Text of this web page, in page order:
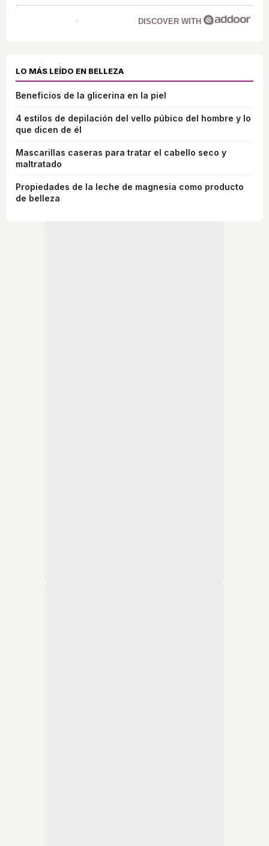
DISCOVER WITH
LO MÁS LEÍDO EN BELLEZA
Beneficios de la glicerina en la piel
4 estilos de depilación del vello púbico del hombre y lo
que dicen de él
Mascarillas caseras para tratar el cabello seco y
maltratado
Propiedades de la leche de magnesia como producto
de belleza